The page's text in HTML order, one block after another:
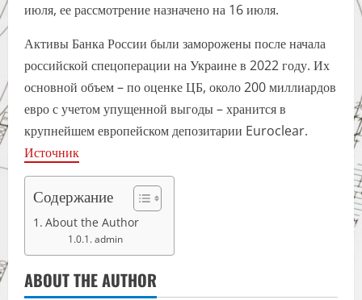
июля, ее рассмотрение назначено на 16 июля.
Активы Банка России были заморожены после начала
российской спецоперации на Украине в 2022 году. Их
основной объем – по оценке ЦБ, около 200 миллиардов
евро с учетом упущенной выгоды – хранится в
крупнейшем европейском депозитарии Euroclear.
Источник
Содержание
About the Author
admin
ABOUT THE AUTHOR